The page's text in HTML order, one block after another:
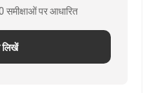
समीक्षाओं पर आधारित
लिखें